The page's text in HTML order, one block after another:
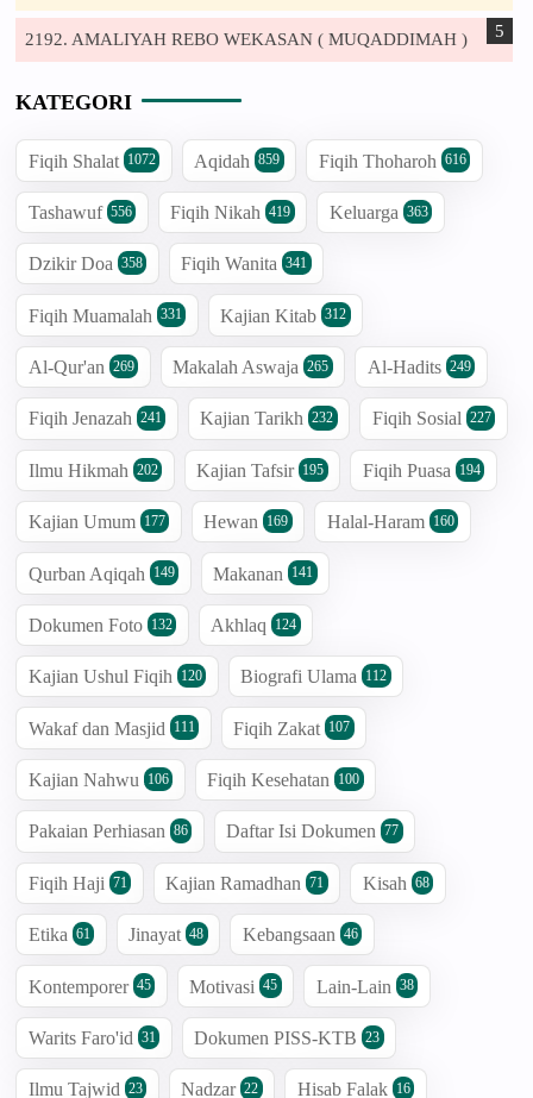
2192. AMALIYAH REBO WEKASAN ( MUQADDIMAH )
KATEGORI
Fiqih Shalat 1072 Aqidah 859 Fiqih Thoharoh 616
Tashawuf 556 Fiqih Nikah 419 Keluarga 363
Dzikir Doa 358 Fiqih Wanita 341
Fiqih Muamalah 331 Kajian Kitab 312
Al-Qur'an 269 Makalah Aswaja 265 Al-Hadits 249
Fiqih Jenazah 241 Kajian Tarikh 232 Fiqih Sosial 227
Ilmu Hikmah 202 Kajian Tafsir 195 Fiqih Puasa 194
Kajian Umum 177 Hewan 169 Halal-Haram 160
Qurban Aqiqah 149 Makanan 141
Dokumen Foto 132 Akhlaq 124
Kajian Ushul Fiqih 120 Biografi Ulama 112
Wakaf dan Masjid 111 Fiqih Zakat 107
Kajian Nahwu 106 Fiqih Kesehatan 100
Pakaian Perhiasan 86 Daftar Isi Dokumen 77
Fiqih Haji 71 Kajian Ramadhan 71 Kisah 68
Etika 61 Jinayat 48 Kebangsaan 46
Kontemporer 45 Motivasi 45 Lain-Lain 38
Warits Faro'id 31 Dokumen PISS-KTB 23
Ilmu Tajwid 23 Nadzar 22 Hisab Falak 16